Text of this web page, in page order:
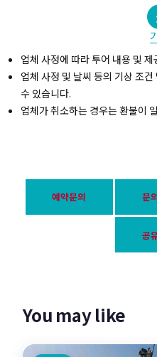
업체 사정에 따라 투어 내용 및
업체 사정 및 날씨 등의 기상 조
수 있습니다.
업체가 취소하는 경우는 환불이
예약문의 문
공
You may like